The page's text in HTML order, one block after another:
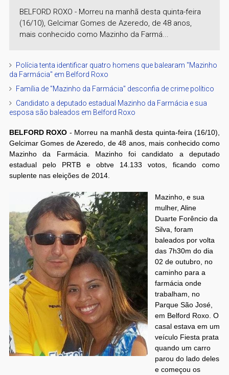
BELFORD ROXO - Morreu na manhã desta quinta-feira
(16/10), Gelcimar Gomes de Azeredo, de 48 anos,
mais conhecido como Mazinho da Farmá...
Polícia tenta identificar quatro homens que balearam "Mazinho
da Farmácia" em Belford Roxo
Família de "Mazinho da Farmácia" desconfia de crime político
Candidato a deputado estadual Mazinho da Farmácia e sua
esposa são baleados em Belford Roxo
BELFORD ROXO - Morreu na manhã desta quinta-feira (16/10),
Gelcimar Gomes de Azeredo, de 48 anos, mais conhecido como
Mazinho da Farmácia. Mazinho foi candidato a deputado
estadual pelo PRTB e obtve 14.133 votos, ficando como
suplente nas eleições de 2014.
Mazinho, e sua
mulher, Aline
Duarte Forêncio da
Silva, foram
baleados por volta
das 7h30m do dia
02 de outubro, no
caminho para a
farmácia onde
trabalham, no
Parque São José,
em Belford Roxo. O
casal estava em um
veículo Fiesta prata
quando um carro
parou do lado deles
e começou os